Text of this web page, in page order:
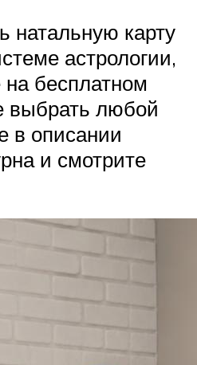
натальную карту
астрологии,
бесплатном
выбрать любой
в описании
и смотрите